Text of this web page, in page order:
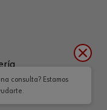
consulta? Estamos